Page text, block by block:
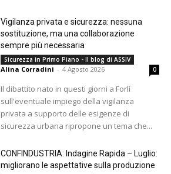
Vigilanza privata e sicurezza: nessuna
sostituzione, ma una collaborazione
sempre più necessaria
Sicurezza in Primo Piano - Il blog di ASSIV
Alina Corradini - 4 Agosto 2026 0
Il dibattito nato in questi giorni a Forlì
sull'eventuale impiego della vigilanza
privata a supporto delle esigenze di
sicurezza urbana ripropone un tema che...
CONFINDUSTRIA: Indagine Rapida – Luglio:
migliorano le aspettative sulla produzione